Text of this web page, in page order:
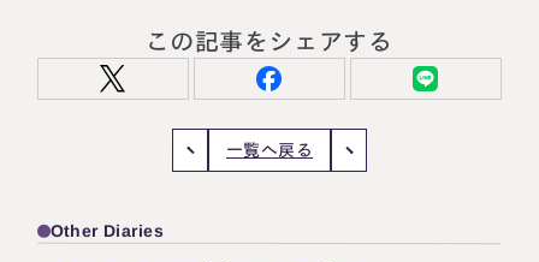
この記事をシェアする
一覧へ戻る
Other Diaries